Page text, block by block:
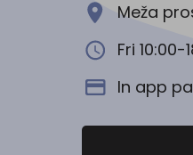
Meža
Fri 10:00-
In app